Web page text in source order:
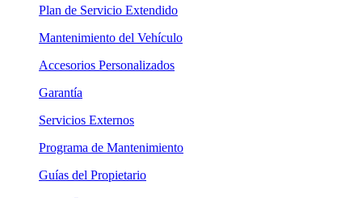
Plan de Servicio Extendido
Mantenimiento del Vehículo
Accesorios Personalizados
Garantía
Servicios Externos
Programa de Mantenimiento
Guías del Propietario